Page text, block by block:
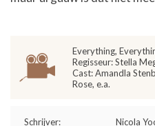
Everything,
Regisseur: Stella
Cast: Amandla
Rose, e.a.
Schrijver:
Nicola